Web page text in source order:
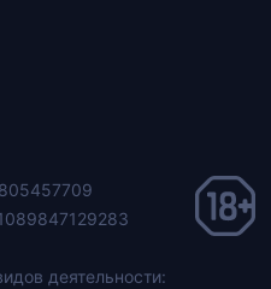
деятельности: